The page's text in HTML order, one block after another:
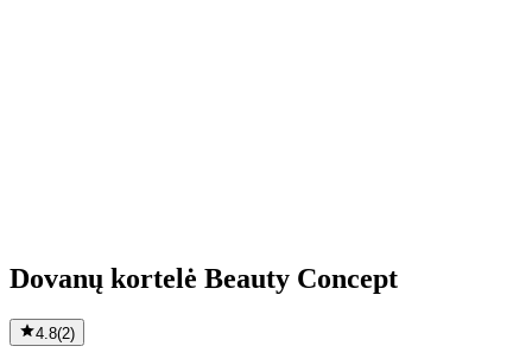
Dovanų kortelė Beauty Concept
4.8(2)